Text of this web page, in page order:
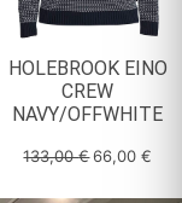
HOLEBROOK EINO
CREW
NAVY/OFFWHITE
133,00€66,00€